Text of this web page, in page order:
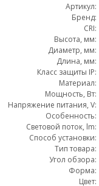
Артикул:
Бренд:
CRI:
Высота, мм:
Диаметр, мм:
Длина, мм:
Класс защиты IP:
Материал:
Мощность, Вт:
Напряжение питания, V:
Особенность:
Световой поток, lm:
Способ установки:
Тип товара:
Угол обзора:
Форма:
Цвет: